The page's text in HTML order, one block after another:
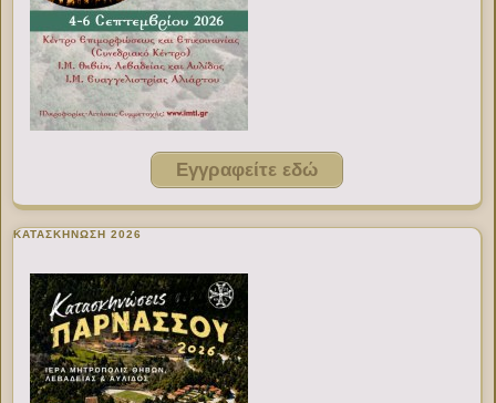
Εγγραφείτε εδώ
ΚΑΤΑΣΚΗΝΩΣΗ 2026